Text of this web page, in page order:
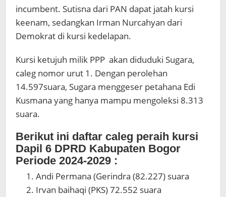
incumbent. Sutisna dari PAN dapat jatah kursi
keenam, sedangkan Irman Nurcahyan dari
Demokrat di kursi kedelapan.
Kursi ketujuh milik PPP akan diduduki Sugara,
caleg nomor urut 1. Dengan perolehan
14.597suara, Sugara menggeser petahana Edi
Kusmana yang hanya mampu mengoleksi 8.313
suara.
Berikut ini daftar caleg peraih kursi
Dapil 6 DPRD Kabupaten Bogor
Periode 2024-2029 :
Andi Permana (Gerindra (82.227) suara
Irvan baihaqi (PKS) 72.552 suara